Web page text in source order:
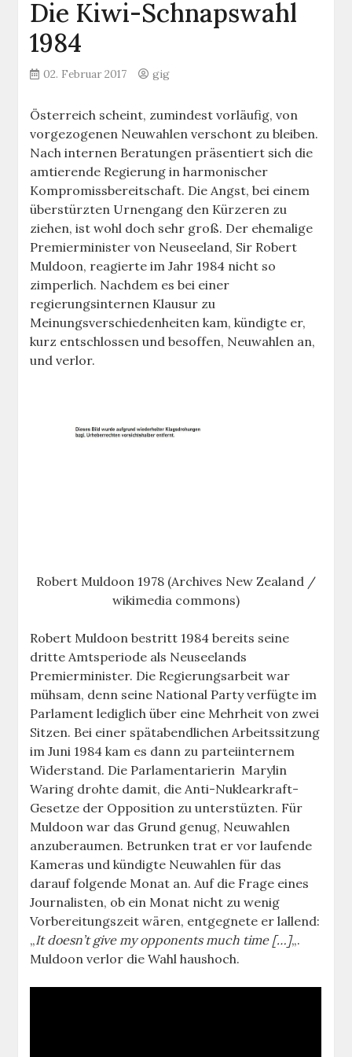
Die Kiwi-Schnapswahl
1984
02. Februar 2017 gig
Österreich scheint, zumindest vorläufig, von
vorgezogenen Neuwahlen verschont zu bleiben.
Nach internen Beratungen präsentiert sich die
amtierende Regierung in harmonischer
Kompromissbereitschaft. Die Angst, bei einem
überstürzten Urnengang den Kürzeren zu
ziehen, ist wohl doch sehr groß. Der ehemalige
Premierminister von Neuseeland, Sir Robert
Muldoon, reagierte im Jahr 1984 nicht so
zimperlich. Nachdem es bei einer
regierungsinternen Klausur zu
Meinungsverschiedenheiten kam, kündigte er,
kurz entschlossen und besoffen, Neuwahlen an,
und verlor.
Robert Muldoon 1978 (Archives New Zealand /
wikimedia commons)
Robert Muldoon bestritt 1984 bereits seine
dritte Amtsperiode als Neuseelands
Premierminister. Die Regierungsarbeit war
mühsam, denn seine National Party verfügte im
Parlament lediglich über eine Mehrheit von zwei
Sitzen. Bei einer spätabendlichen Arbeitssitzung
im Juni 1984 kam es dann zu parteiinternem
Widerstand. Die Parlamentarierin Marylin
Waring drohte damit, die Anti-Nuklearkraft-
Gesetze der Opposition zu unterstüzten. Für
Muldoon war das Grund genug, Neuwahlen
anzuberaumen. Betrunken trat er vor laufende
Kameras und kündigte Neuwahlen für das
darauf folgende Monat an. Auf die Frage eines
Journalisten, ob ein Monat nicht zu wenig
Vorbereitungszeit wären, entgegnete er lallend:
„It doesn’t give my opponents much time […]„.
Muldoon verlor die Wahl haushoch.